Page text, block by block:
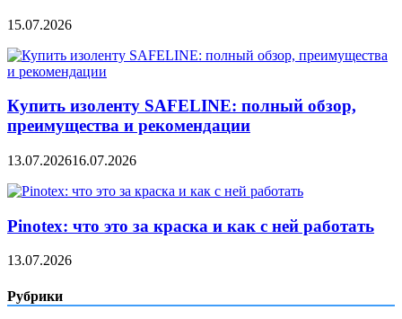
15.07.2026
Купить изоленту SAFELINE: полный обзор,
преимущества и рекомендации
13.07.202616.07.2026
Pinotex: что это за краска и как с ней работать
13.07.2026
Рубрики